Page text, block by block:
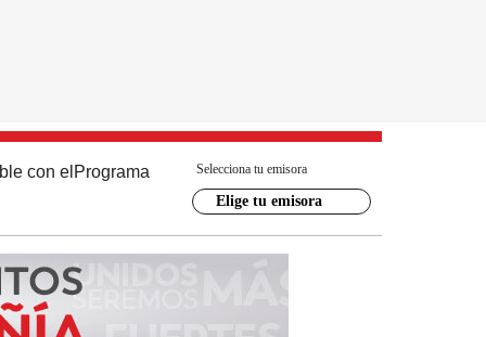
con el Programa Selecciona tu emisora
Elige tu emisora